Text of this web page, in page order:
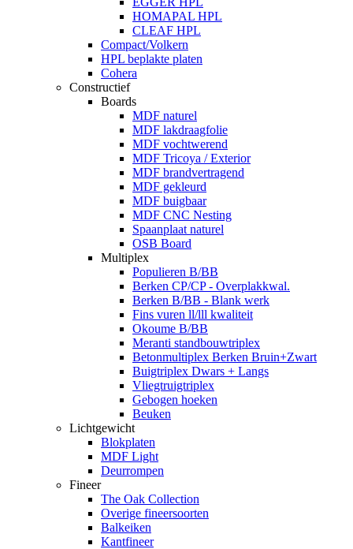
HOMAPAL HPL
CLEAF HPL
Compact/Volkern
HPL beplakte platen
Cohera
Constructief
Boards
MDF naturel
MDF lakdraagfolie
MDF vochtwerend
MDF Tricoya / Exterior
MDF brandvertragend
MDF gekleurd
MDF buigbaar
MDF CNC Nesting
Spaanplaat naturel
OSB Board
Multiplex
Populieren B/BB
Berken CP/CP - Overplakkwal.
Berken B/BB - Blank werk
Fins vuren ll/lll kwaliteit
Okoume B/BB
Meranti standbouwtriplex
Betonmultiplex Berken Bruin+Zwart
Buigtriplex Dwars + Langs
Vliegtruigtriplex
Gebogen hoeken
Beuken
Lichtgewicht
Blokplaten
MDF Light
Deurrompen
Fineer
The Oak Collection
Overige fineersoorten
Balkeiken
Kantfineer